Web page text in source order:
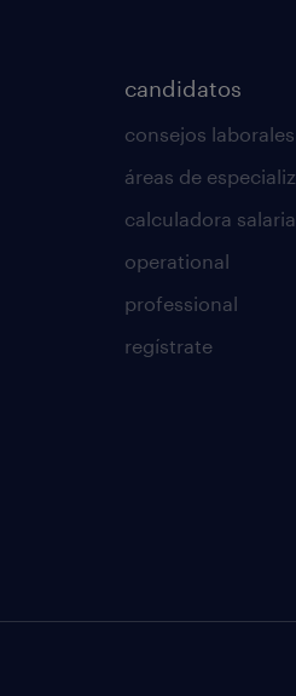
candidatos
consejos laborales
áreas de
calculadora
operational
professional
regístrate